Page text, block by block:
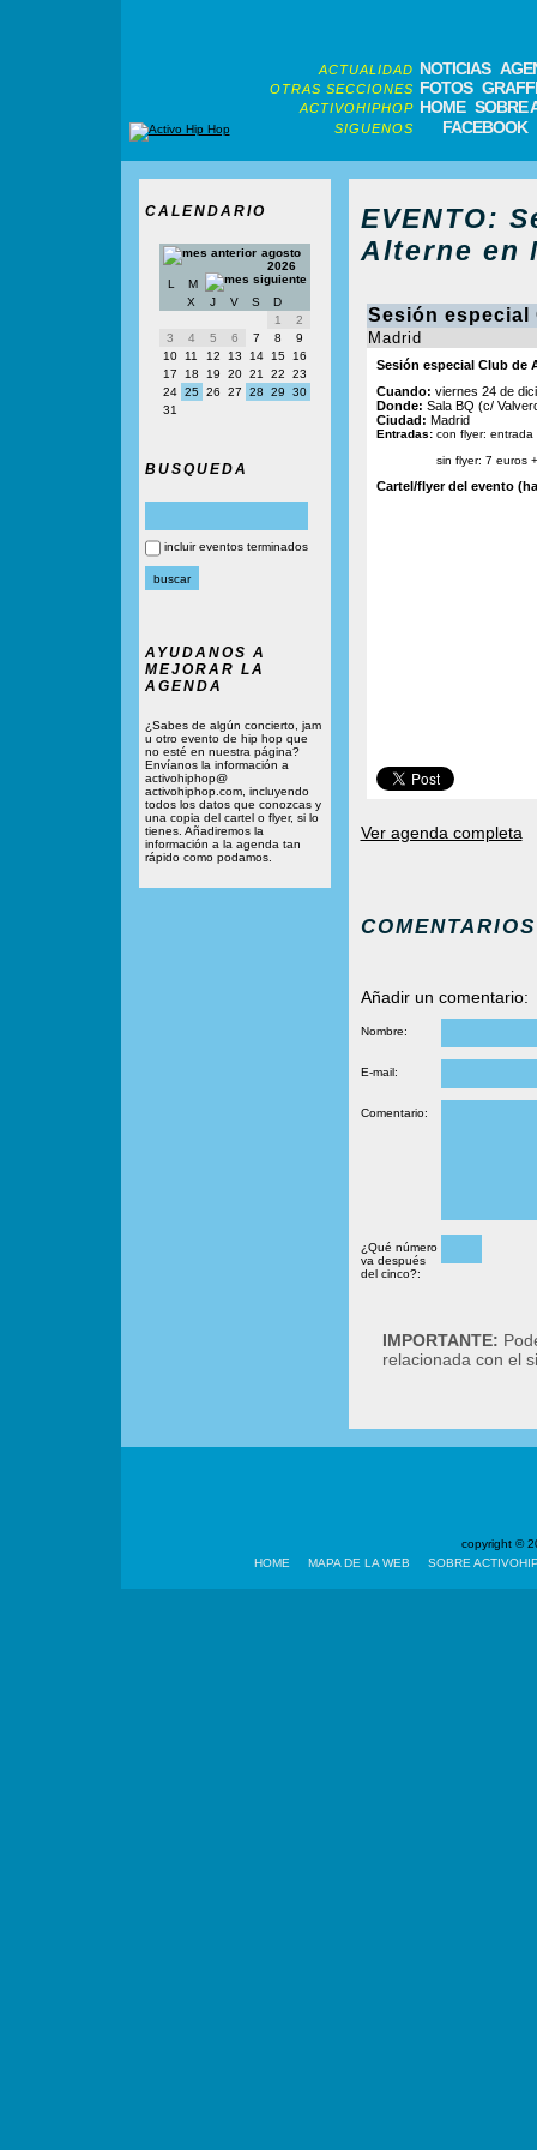
ACTUALIDAD NOTICIAS
OTRAS SECCIONES FOTOS
ACTIVOHIPHOP HOME SOBRE
SIGUENOS FACEBOOK
CALENDARIO
agosto
2026
L
M
X
J V S
D
1
2
3
4 5 6 7 8
9
10
11 12 13 14 15
16
17
18 19 20 21 22
23
24 25 26 27 28 29
30
31
BUSQUEDA
incluir eventos terminados
AYUDANOS A
MEJORAR LA
AGENDA
¿Sabes de algún concierto, jam
u otro evento de hip hop que
no esté en nuestra página?
Envíanos la información a
activohiphop@
activohiphop.com, incluyendo
todos los datos que conozcas y
una copia del cartel o flyer, si lo
tienes. Añadiremos la
información a la agenda tan
rápido como podamos.
EVENTO:
Alterne en
Sesión especial
Madrid
Sesión especial Club de
Cuando: viernes 24 de
Donde: Sala BQ (c/
Ciudad: Madrid
Entradas: con flyer:
sin flyer: 7 euros
Cartel/flyer del evento
Ver agenda completa
COMENTARIOS
Añadir un comentario:
Nombre:
E-mail:
Comentario:
¿Qué número
va después
del cinco?:
IMPORTANTE:
relacionada con el
copyright ©
HOME
MAPA DE LA WEB SOBRE